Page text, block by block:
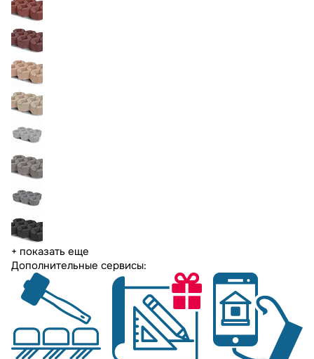
+ показать еще
Дополнительные сервисы: